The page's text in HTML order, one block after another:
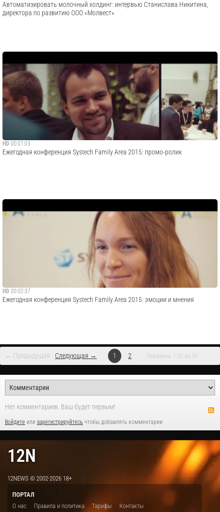
Автоматизировать молочный холдинг: интервью Станислава Никитина,
директора по развитию ООО «Молвест»
HD 00:01:03
Ежегодная конференция Systech Family Area 2015: промо-ролик
HD 00:02:37
Ежегодная конференция Systech Family Area 2015: эмоции и мнения
← Предыдущая Следующая → 1 2 Показаны 1-30 из 39
Нет комментариев. Ваш будет первым!
Войдите или зарегистрируйтесь чтобы добавлять комментарии
12N
12NEWS © 2002-2026 18+
ПОРТАЛ
О нас
Правила и политика Тарифы Контакты